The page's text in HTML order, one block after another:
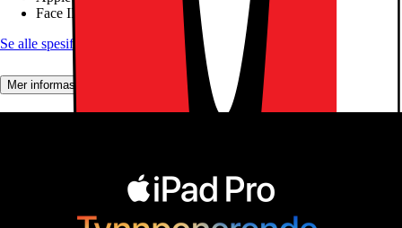
Face ID, LiDAR Scanner
Se alle spesifikasjoner
Mer informasjon